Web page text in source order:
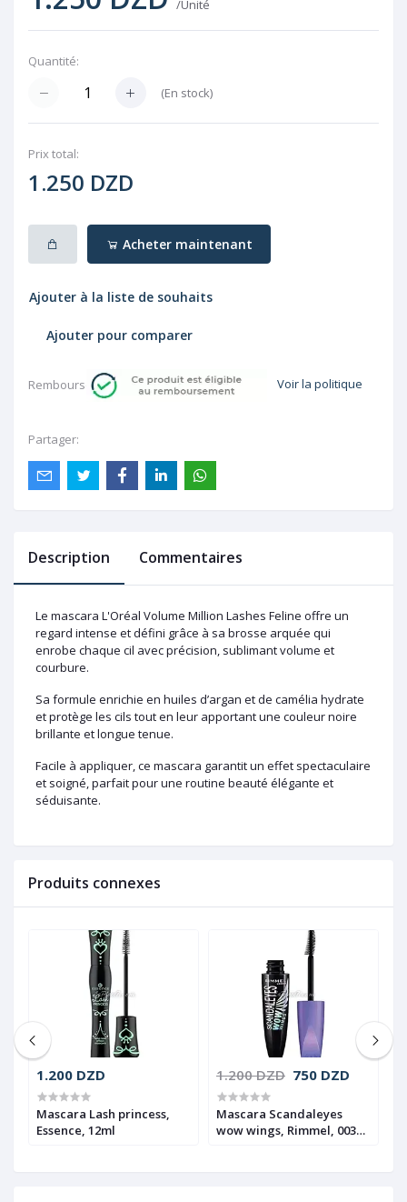
/Unité
Quantité:
(En stock)
Prix ​​total:
1.250 DZD
Acheter maintenant
Ajouter à la liste de souhaits
Ajouter pour comparer
Rembourser: Voir la politique
Partager:
Description Commentaires
Le mascara L'Oréal Volume Million Lashes Feline offre un
regard intense et défini grâce à sa brosse arquée qui
enrobe chaque cil avec précision, sublimant volume et
courbure.
Sa formule enrichie en huiles d’argan et de camélia hydrate
et protège les cils tout en leur apportant une couleur noire
brillante et longue tenue.
Facile à appliquer, ce mascara garantit un effet spectaculaire
et soigné, parfait pour une routine beauté élégante et
séduisante.
Produits connexes
1.200 DZD
Mascara Lash princess,
Essence, 12ml
1.200 DZD 750 DZD
Mascara Scandaleyes
wow wings, Rimmel, 003